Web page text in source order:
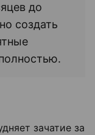
до
создать
зачатие за